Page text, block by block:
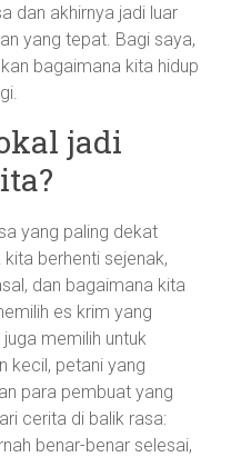
dan akhirnya jadi luar
yang tepat. Bagi saya,
bagaimana kita hidup
jadi
yang paling dekat
berhenti sejenak,
dan bagaimana kita
es krim yang
memilih untuk
kecil, petani yang
para pembuat yang
cerita di balik rasa:
benar-benar selesai,